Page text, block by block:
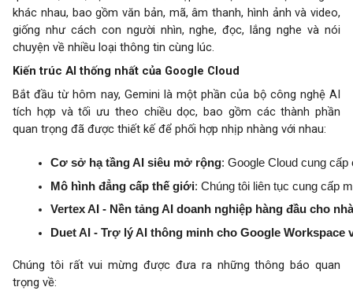
khác nhau, bao gồm văn bản, mã, âm thanh, hình ảnh và video,
giống như cách con người nhìn, nghe, đọc, lắng nghe và nói
chuyện về nhiều loại thông tin cùng lúc.
Kiến trúc AI thống nhất của Google Cloud
Bắt đầu từ hôm nay, Gemini là một phần của bộ công nghệ AI
tích hợp và tối ưu theo chiều dọc, bao gồm các thành phần
quan trọng đã được thiết kế để phối hợp nhịp nhàng với nhau:
Cơ sở hạ tầng AI siêu mở rộng: Google Cloud cung
Mô hình đẳng cấp thế giới: Chúng tôi liên tục cung cấp
Vertex AI - Nền tảng AI doanh nghiệp hàng đầu cho
Duet AI - Trợ lý AI thông minh cho Google Workspace
Chúng tôi rất vui mừng được đưa ra những thông báo quan
trọng về: